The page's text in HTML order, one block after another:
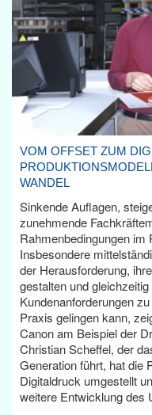
VOM OFFSET ZUM
WANDEL
Sinkende Auflagen,
zunehmende
Rahmenbedingungen im
Insbesondere
der Herausforderung,
gestalten und
Kundenanforderungen
Praxis gelingen kann,
Canon am Beispiel der
Christian Scheffel, der
Generation führt, hat die
Digitaldruck umgestellt
weitere Entwicklung des